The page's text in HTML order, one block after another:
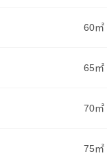
60㎡
65㎡
70㎡
75㎡